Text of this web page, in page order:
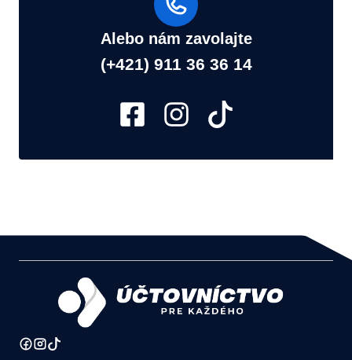
Alebo nám zavolajte
(+421) 911 36 36 14